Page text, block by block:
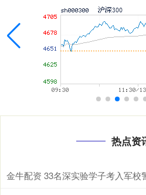
热点资
金牛配资 33名深实验学子考入军校